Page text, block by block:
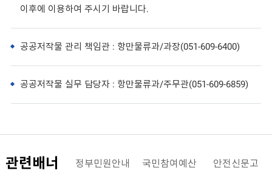
이후에 이용하여 주시기 바랍니다.
공공저작물 관리 책임관 : 항만물류과/과장(051-609-6400)
공공저작물 실무 담당자 : 항만물류과/주무관(051-609-6859)
관련배너
해양수산부 정부민원안내 국민참여예산 안전신문고